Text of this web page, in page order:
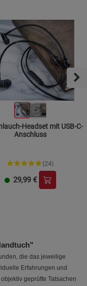
Headset mit USB-C-
Anschluss
(24)
29,99 €
die das jeweilige
Erfahrungen und
geprüfte Tatsachen